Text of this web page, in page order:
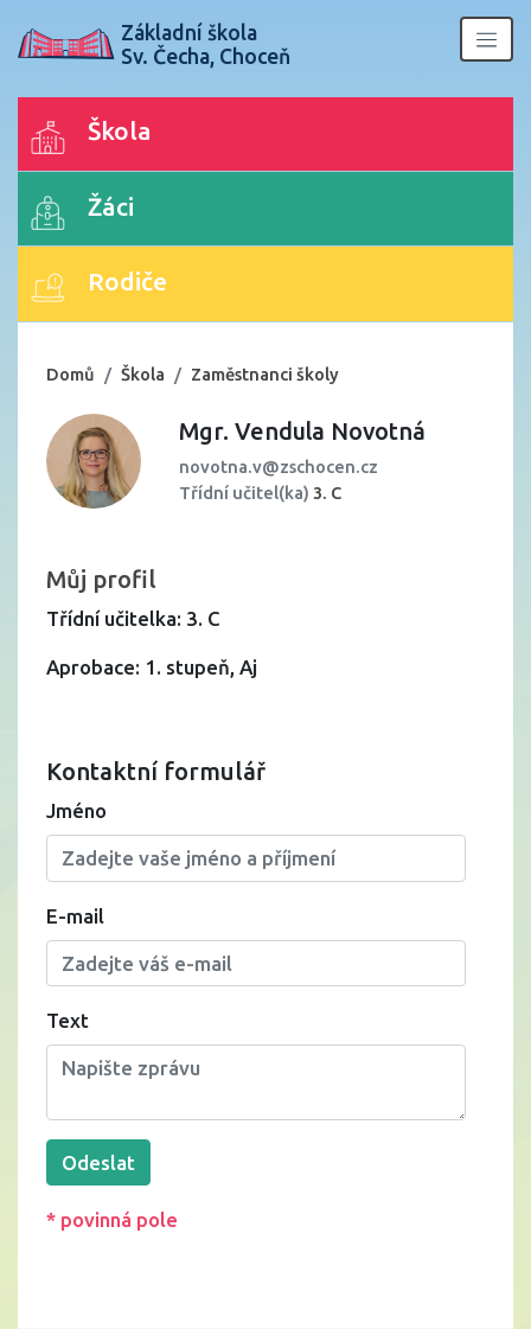
Základní škola
Sv. Čecha, Choceň
Škola
Žáci
Rodiče
Domů Škola Zaměstnanci školy
Mgr. Vendula Novotná
novotna.v@zschocen.cz
Třídní učitel(ka) 3. C
Můj profil
Třídní učitelka: 3. C
Aprobace: 1. stupeň, Aj
Kontaktní formulář
Jméno
E-mail
Text
* povinná pole